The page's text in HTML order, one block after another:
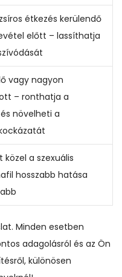
étkezés kerülendő
előtt – lassíthatja
vagy nagyon
– ronthatja a
növelheti a
a szexuális
hosszabb hatása
Minden esetben
adagolásról és az Ön
különösen